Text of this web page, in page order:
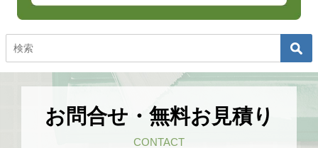
お問合せ・無料お見積り
CONTACT